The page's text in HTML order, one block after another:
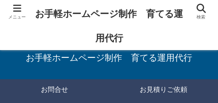
お手軽ホームページ制作 育てる運用代行
お問合せ
お見積りご依頼
メニュー
お手軽ホームページ制作 育てる運
用代行
検索